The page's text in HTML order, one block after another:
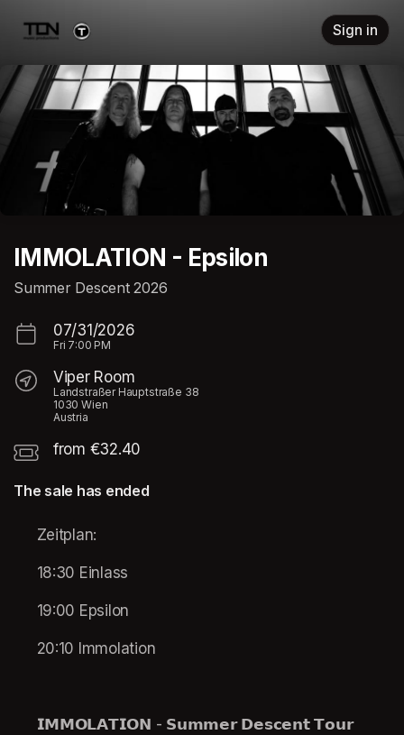
Sign in
IMMOLATION - Epsilon
Summer Descent 2026
07/31/2026
Fri 7:00 PM
Viper Room
Landstraßer Hauptstraße 38
1030 Wien
Austria
from €32.40
The sale has ended
Zeitplan:
18:30 Einlass
19:00 Epsilon
20:10 Immolation
𝗜𝗠𝗠𝗢𝗟𝗔𝗧𝗜𝗢𝗡 - 𝗦𝘂𝗺𝗺𝗲𝗿 𝗗𝗲𝘀𝗰𝗲𝗻𝘁 𝗧𝗼𝘂𝗿